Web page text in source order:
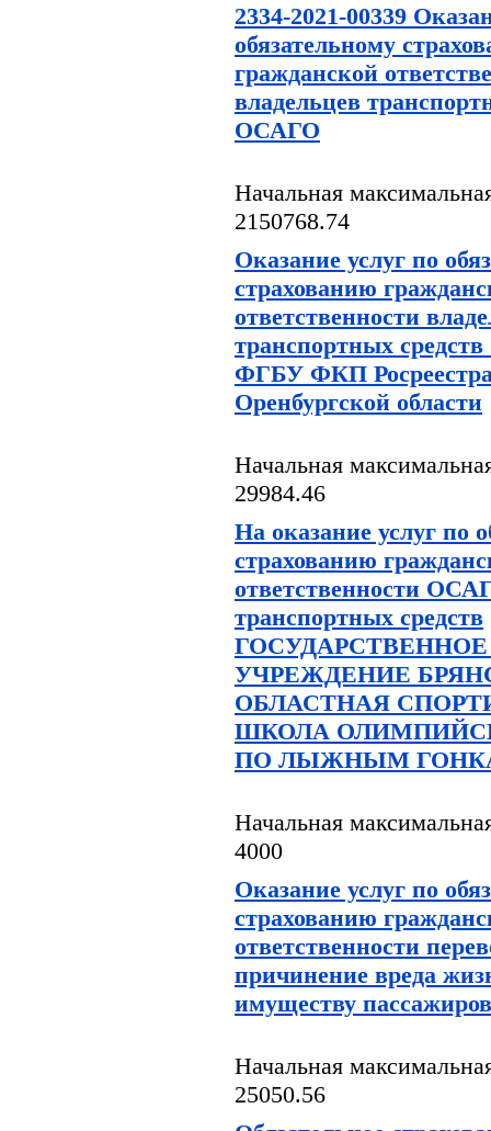
2334-2021-00339
обязательному
гражданской
владельцев
ОСАГО
Начальная
2150768.74
Оказание услуг по
страхованию
ответственности
транспортных
ФГБУ ФКП
Оренбургской области
Начальная
29984.46
На оказание услуг по
страхованию
ответственности
транспортных средств
УЧРЕЖДЕНИЕ
ОБЛАСТНАЯ
ШКОЛА
ПО ЛЫЖНЫМ
Начальная
4000
Оказание услуг по
страхованию
ответственности
причинение вреда
имуществу
Начальная
25050.56